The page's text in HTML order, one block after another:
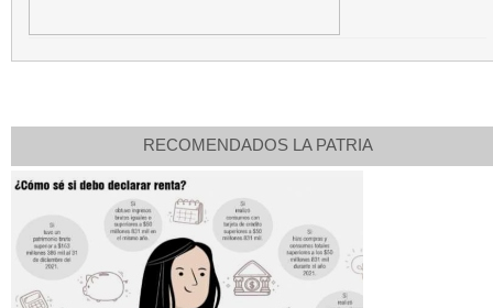
RECOMENDADOS LA PATRIA